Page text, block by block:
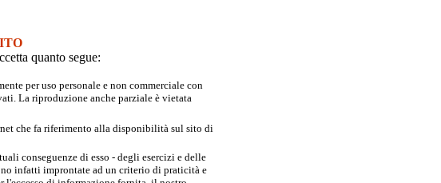
quanto segue:
per uso personale e non commerciale con
La riproduzione anche parziale è vietata
che fa riferimento alla disponibilità sul sito di
conseguenze di esso - degli esercizi e delle
infatti improntate ad un criterio di praticità e